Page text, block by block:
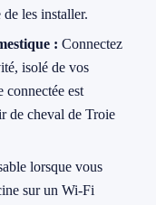
les installer.
: Connectez
isolé de vos
est
de cheval de Troie
lorsque vous
sur un Wi-Fi